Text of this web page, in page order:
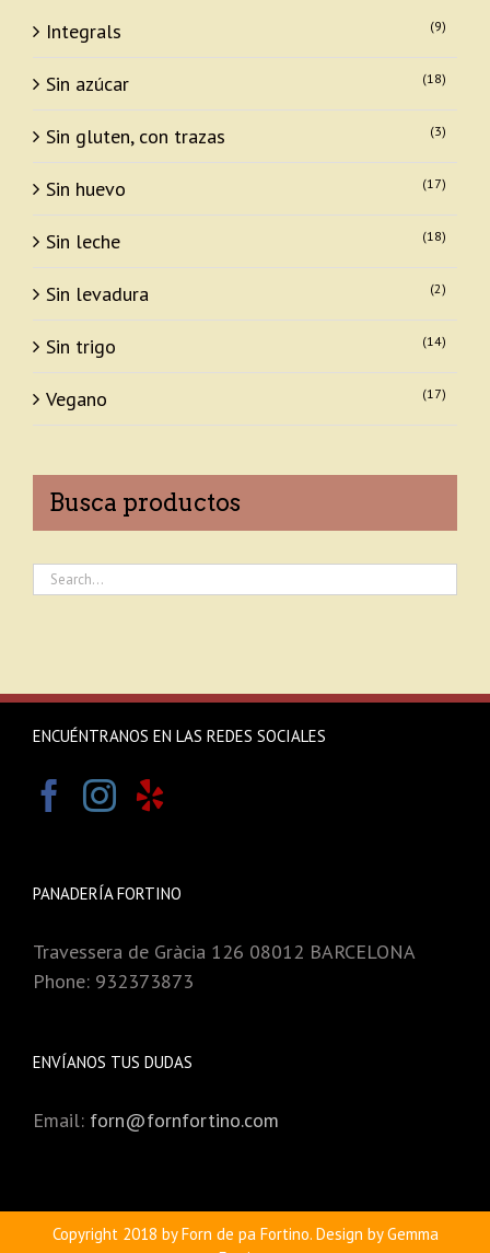
Integrals (9)
Sin azúcar (18)
Sin gluten, con trazas (3)
Sin huevo (17)
Sin leche (18)
Sin levadura (2)
Sin trigo (14)
Vegano (17)
Busca productos
ENCUÉNTRANOS EN LAS REDES SOCIALES
PANADERÍA FORTINO
Travessera de Gràcia 126 08012 BARCELONA
Phone: 932373873
ENVÍANOS TUS DUDAS
Email: forn@fornfortino.com
Copyright 2018 by Forn de pa Fortino. Design by Gemma